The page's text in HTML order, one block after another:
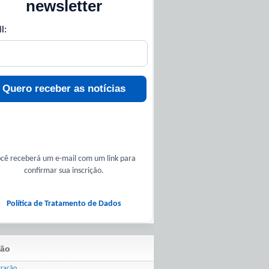
newsletter
Quero receber as notícias
receberá um e-mail com um link para
confirmar sua inscrição.
Política de Tratamento de Dados